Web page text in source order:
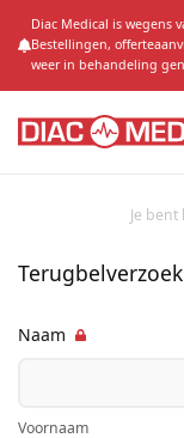
Diac Medical is wegens
Bestellingen,
weer in behandeling
Je bent
Terugbelverzoek
Naam
Voornaam